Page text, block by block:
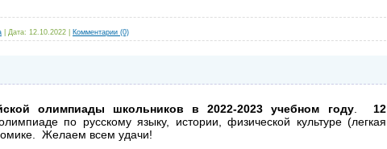
Дата: 12.10.2022 Комментарии (0)
олимпиады школьников в 2022-2023 учебном году. 12
по русскому языку, истории, физической культуре (легкая
Желаем всем удачи!